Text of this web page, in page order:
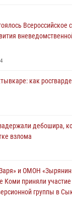
Всероссийское
4
как
дебошира,
взлома
и ОМОН
Коми приняли
группы в